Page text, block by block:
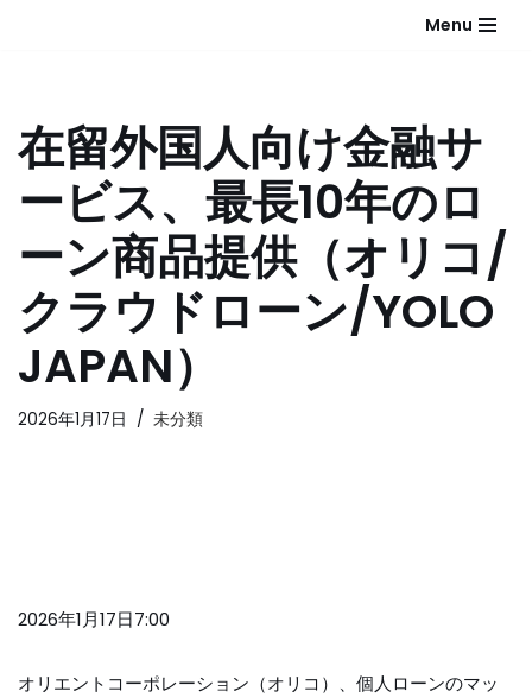
ン
ツ
へ
キ
プ
Menu
在留外国人向け金融サ
ービス、最長10年のロ
ーン商品提供（オリコ/
クラウドローン/YOLO
JAPAN）
2026年1月17日 未分類
2026年1月17日7:00
オリエントコーポレーション（オリコ）、個人ローンのマッ